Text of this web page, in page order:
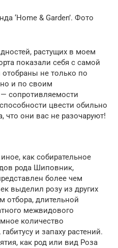
‘Home & Garden’. Фото
растущих в моем
показали себя с самой
не только по
но и по своим
сопротивляемости
цвести обильно
что они вас не разочаруют!
как собирательное
рода Шиповник,
более чем
выделил розу из других
отбора, длительной
межвидового
количество
и запаху растений.
как род или вид Роза